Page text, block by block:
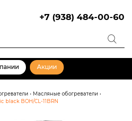
+7 (938) 484-00-60
Акции
• Масляные обогреватели •
black BOH/CL-11BRN